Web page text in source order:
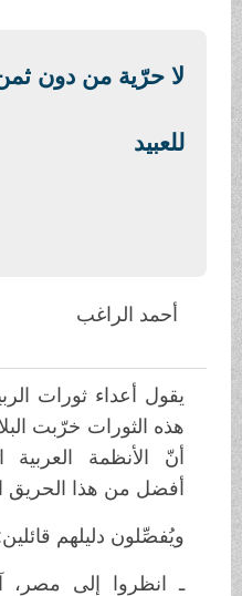
لا حرّية من دون
للعبيد
أحمد الراغب
يقول أعداء ثورات
هذه الثورات خرّبت
أنّ الأنظمة العربية
أفضل من هذا الحريق
ويُفصِّلون دليلهم قائلين:
ـ انظروا إلى مصر،